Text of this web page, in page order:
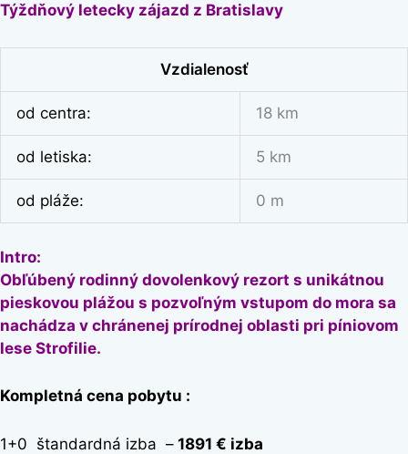
Týždňový letecky zájazd z Bratislavy
Vzdialenosť
od centra: 18 km
od letiska: 5 km
od pláže: 0 m
Intro:
Obľúbený rodinný dovolenkový rezort s unikátnou
pieskovou plážou s pozvoľným vstupom do mora sa
nachádza v chránenej prírodnej oblasti pri píniovom
lese Strofilie.
Kompletná cena pobytu :
1+0 štandardná izba – 1891 € izba